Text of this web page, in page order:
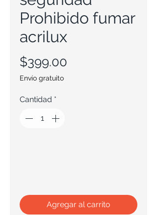
Prohibido fumar
acrilux
$399.00
Envío gratuito
Cantidad *
Agregar al carrito